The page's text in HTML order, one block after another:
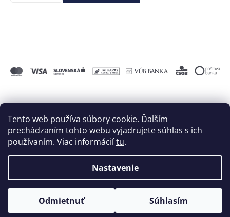
Tento web používa súbory cookie. Ďalším
prechádzaním tohto webu vyjadrujete súhlas s ich
používaním. Viac informáciítu.
Nastavenie
Odmietnuť Súhlasím
Vytvoril Shoptet a
Adatelier
Copyright 2026BIELE MORE, s.r.o.. Všetky práva
vyhradené.